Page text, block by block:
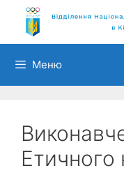
Перейти
вмісту
Меню